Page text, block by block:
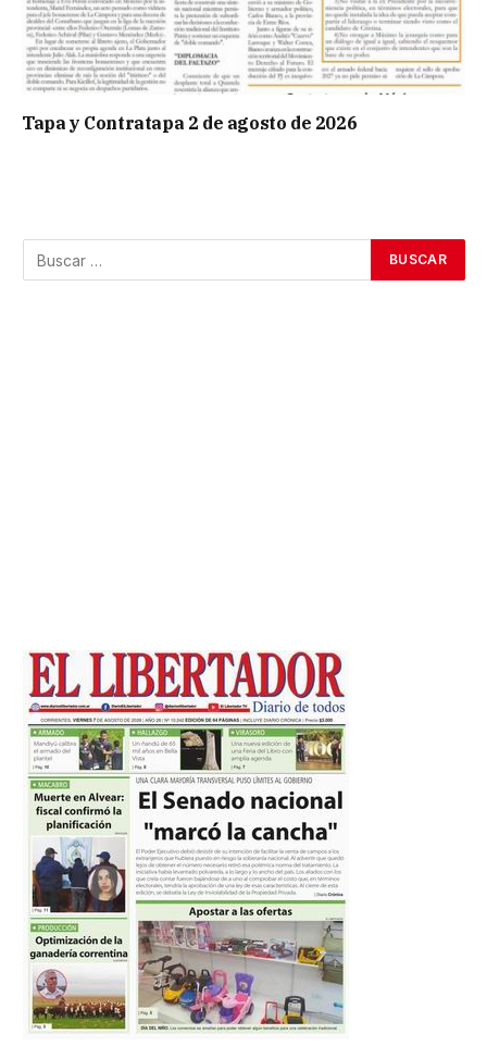
Tapa y Contratapa 2 de agosto de 2026